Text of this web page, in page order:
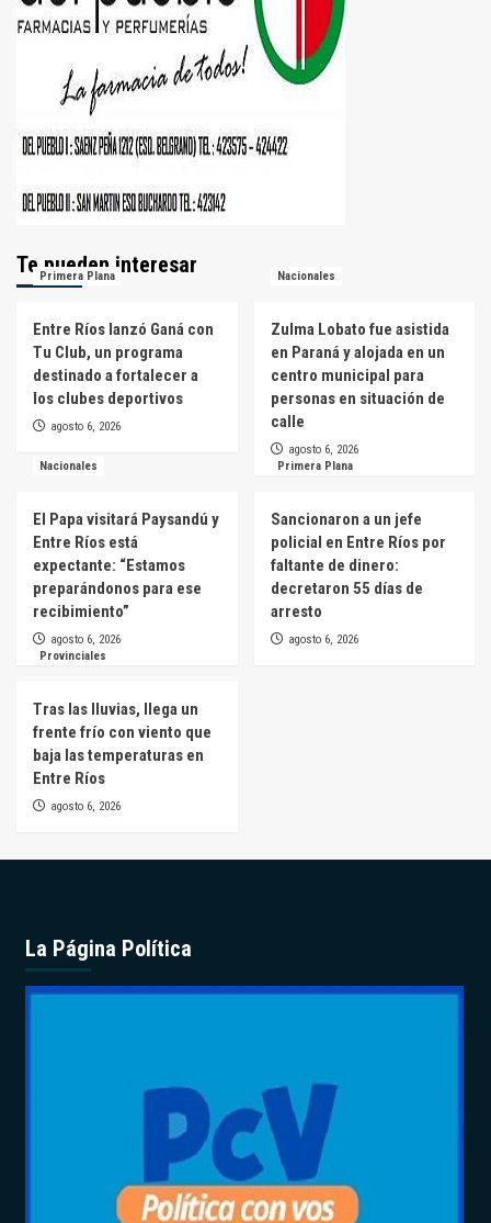
Te pueden interesar
Primera Plana
Entre Ríos lanzó Ganá con
Tu Club, un programa
destinado a fortalecer a
los clubes deportivos
agosto 6, 2026
Nacionales
Zulma Lobato fue asistida
en Paraná y alojada en un
centro municipal para
personas en situación de
calle
agosto 6, 2026
Nacionales
El Papa visitará Paysandú y
Entre Ríos está
expectante: “Estamos
preparándonos para ese
recibimiento”
agosto 6, 2026
Primera Plana
Sancionaron a un jefe
policial en Entre Ríos por
faltante de dinero:
decretaron 55 días de
arresto
agosto 6, 2026
Provinciales
Tras las lluvias, llega un
frente frío con viento que
baja las temperaturas en
Entre Ríos
agosto 6, 2026
La Página Política